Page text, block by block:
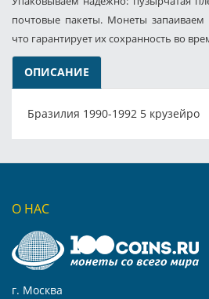
почтовые пакеты. Монеты запаиваем
что гарантирует их сохранность во
ОПИСАНИЕ
Бразилия 1990-1992 5 крузейро
О НАС
г. Москва